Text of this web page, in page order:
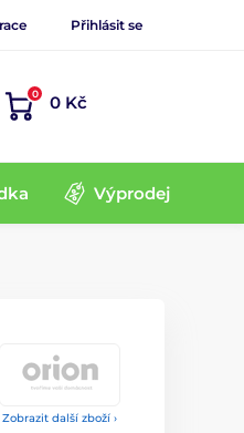
Přihlásit se
0 0 Kč
Výprodej
Zobrazit další zboží ›